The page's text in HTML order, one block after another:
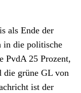
als Ende der
in die politische
PvdA 25 Prozent,
die grüne GL von
ist der